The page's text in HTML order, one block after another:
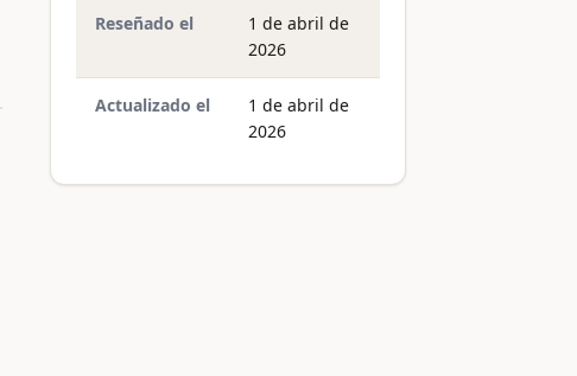
Reseñado el
1 de abril de
2026
Actualizado el
1 de abril de
2026